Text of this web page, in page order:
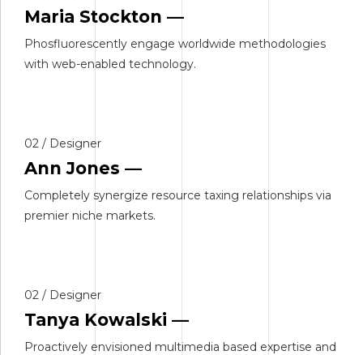
Maria Stockton —
Phosfluorescently engage worldwide methodologies
with web-enabled technology.
02 / Designer
Ann Jones —
Completely synergize resource taxing relationships via
premier niche markets.
02 / Designer
Tanya Kowalski —
Proactively envisioned multimedia based expertise and